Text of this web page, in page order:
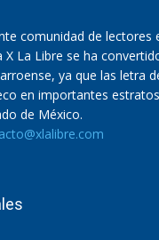
comunidad de lectores
X La Libre se ha
ya que las letra
en importantes
de México.